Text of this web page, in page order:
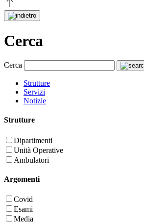
Cerca
Cerca
Strutture
Servizi
Notizie
Strutture
Dipartimenti
Unità Operative
Ambulatori
Argomenti
Covid
Esami
Media